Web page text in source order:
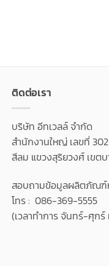
ติดต่อเรา
บริษัท อีทเวลล์ จำกัด
สำนักงานใหญ่ เลขที่
สีลม แขวงสุริยวงศ์ เขต
สอบถามข้อมูลผลิตภัณฑ์
โทร : 086-369-5555
(เวลาทำการ จันทร์-ศุกร์